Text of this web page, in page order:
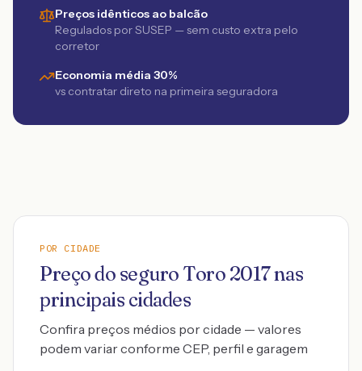
Preços idênticos ao balcão
Regulados por SUSEP — sem custo extra pelo
corretor
Economia média 30%
vs contratar direto na primeira seguradora
POR CIDADE
Preço do seguro Toro 2017nas
principais cidades
Confira preços médios por cidade — valores
podem variar conforme CEP, perfil e garagem